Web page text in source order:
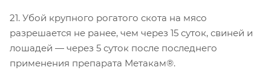
21. Убой крупного рогатого скота на мясо
разрешается не ранее, чем через 15 суток, свиней и
лошадей — через 5 суток после последнего
применения препарата Метакам®.